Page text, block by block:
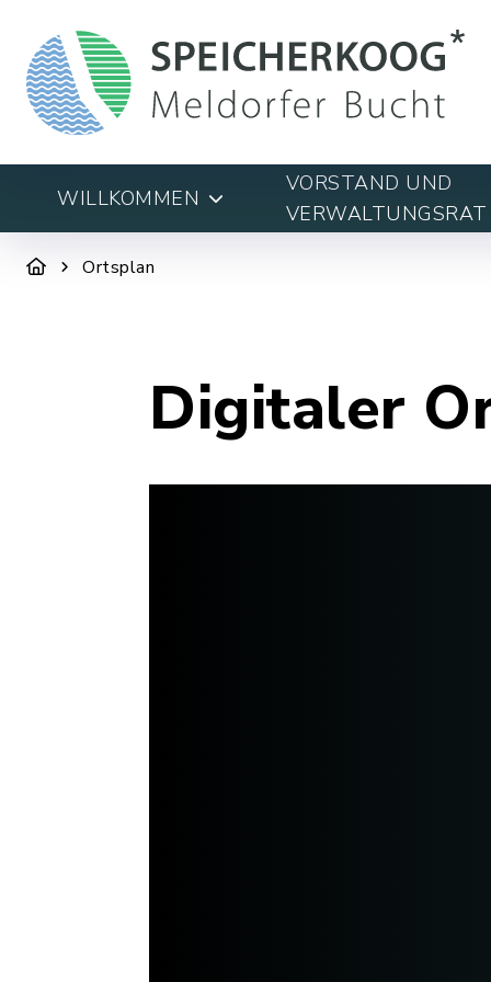
WILLKOMMEN
VORSTAND UND
VERWALTUNGSRAT
Ortsplan
Digitaler